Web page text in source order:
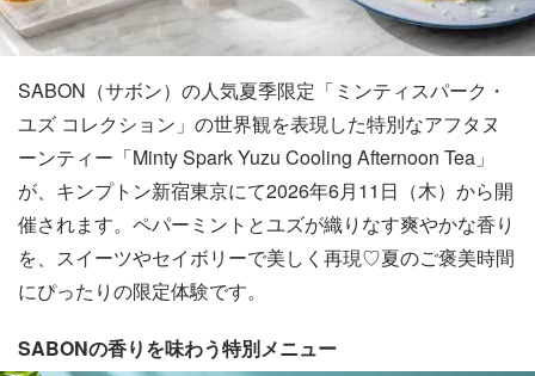
SABON（サボン）の人気夏季限定「ミンティスパーク・
ユズ コレクション」の世界観を表現した特別なアフタヌ
ーンティー「Minty Spark Yuzu Cooling Afternoon Tea」
が、キンプトン新宿東京にて2026年6月11日（木）から開
催されます。ペパーミントとユズが織りなす爽やかな香り
を、スイーツやセイボリーで美しく再現♡夏のご褒美時間
にぴったりの限定体験です。
SABONの香りを味わう特別メニュー